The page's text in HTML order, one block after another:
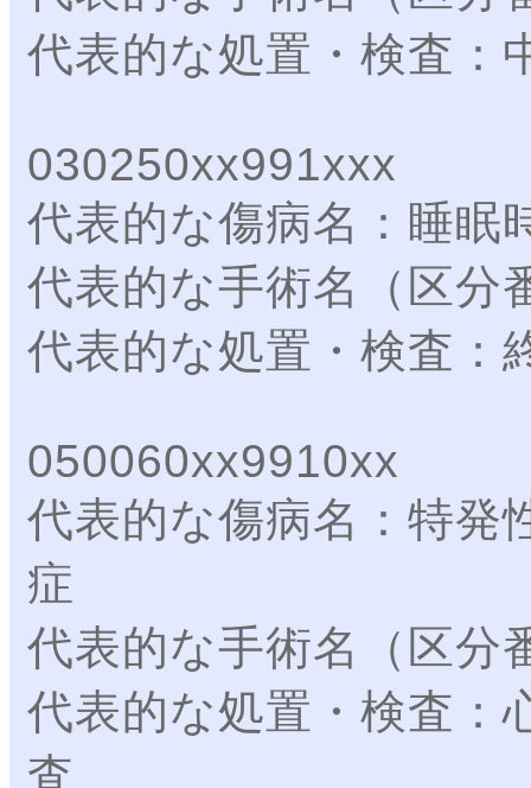
代表的な処置・検査：
030250xx991xxx
代表的な傷病名：睡眠
代表的な手術名（区分
代表的な処置・検査：
050060xx9910xx
代表的な傷病名：特発
症
代表的な手術名（区分
代表的な処置・検査：
査